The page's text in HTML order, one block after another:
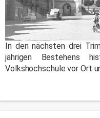
In den nächsten drei
jährigen Bestehens
Volkshochschule vor Ort